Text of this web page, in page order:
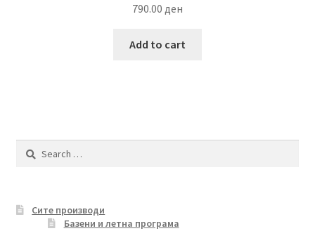
790.00 ден
Add to cart
Search
Сите производи
Базени и летна програма